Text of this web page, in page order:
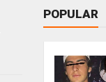
POPULAR